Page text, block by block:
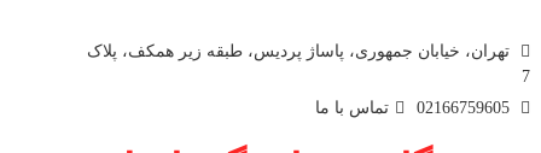
تهران، خیابان جمهوری، پاساژ پردیس، طبقه زیر همکف، پلاک
7
تماس با ما